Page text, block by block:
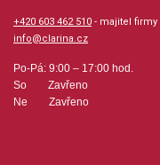
nástroj s možností
dřevěná
+420 603 462 510 - majitel firmy
info@clarina.cz
Po-Pá: 9:00 – 17:00 hod.
So Zavřeno
Ne Zavřeno